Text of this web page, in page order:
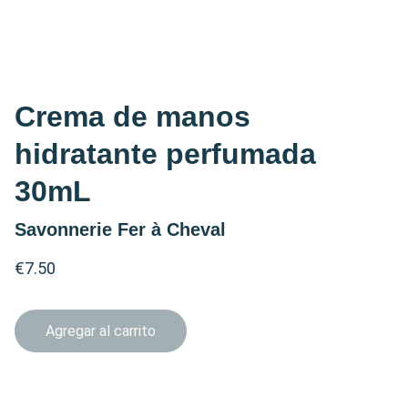
Crema de manos
hidratante perfumada
30mL
Savonnerie Fer à Cheval
€7.50
Agregar al carrito